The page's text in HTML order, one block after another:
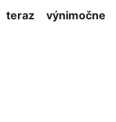
teraz výnimočne